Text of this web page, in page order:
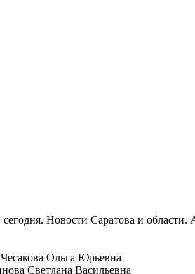
Новости Саратова и области.
Чесакова Ольга Юрьевна
Светлана Васильевна